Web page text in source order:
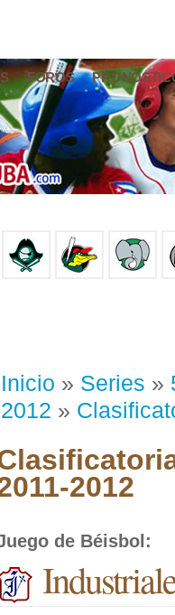
FOROS
Inicio » Series »
2012 »
2012
de Béisbol :